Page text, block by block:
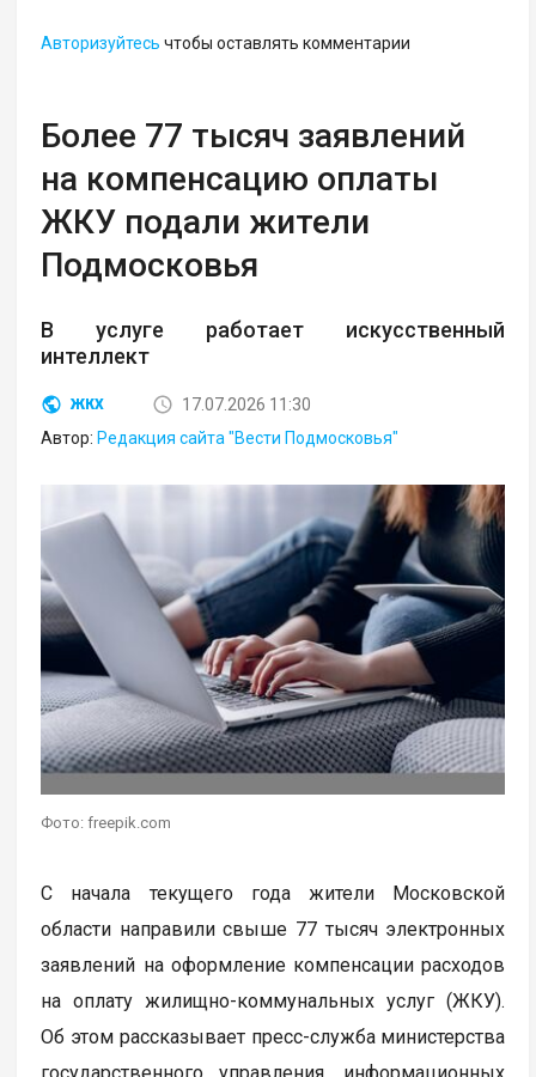
Авторизуйтесь чтобы оставлять комментарии
Более 77 тысяч заявлений
на компенсацию оплаты
ЖКУ подали жители
Подмосковья
В услуге работает искусственный
интеллект
ЖКХ
17.07.2026 11:30
Автор: Редакция сайта "Вести Подмосковья"
Фото: freepik.com
С начала текущего года жители Московской
области направили свыше 77 тысяч электронных
заявлений на оформление компенсации расходов
на оплату жилищно-коммунальных услуг (ЖКУ).
Об этом рассказывает пресс-служба министерства
государственного управления, информационных